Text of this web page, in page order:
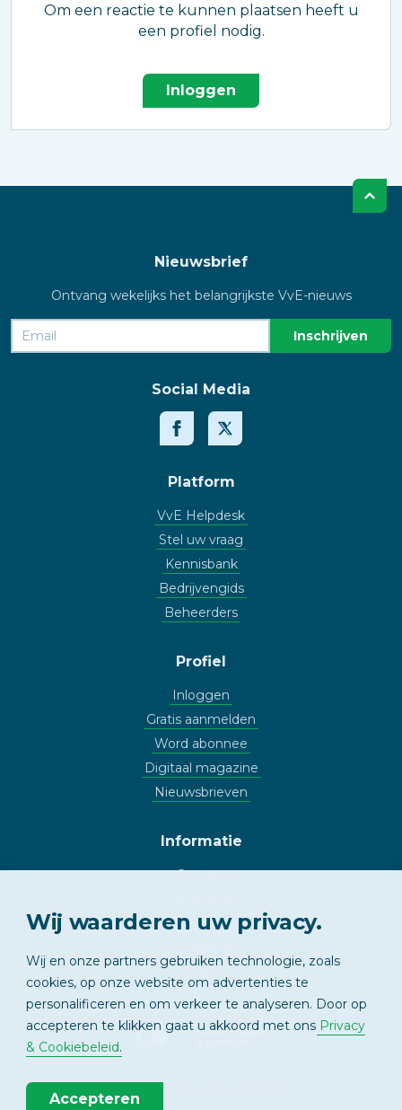
Om een reactie te kunnen plaatsen heeft u
een profiel nodig.
Inloggen
Nieuwsbrief
Ontvang wekelijks het belangrijkste VvE-nieuws
Social Media
Platform
VvE Helpdesk
Stel uw vraag
Kennisbank
Bedrijvengids
Beheerders
Profiel
Inloggen
Gratis aanmelden
Word abonnee
Digitaal magazine
Nieuwsbrieven
Informatie
Contact
Copyright
APPARTEMENT
Wij waarderen uw privacy.
Wij en onze partners gebruiken technologie, zoals
cookies, op onze website om advertenties te
personalificeren en om verkeer te analyseren. Door op
accepteren te klikken gaat u akkoord met ons Privacy
& Cookiebeleid.
Accepteren